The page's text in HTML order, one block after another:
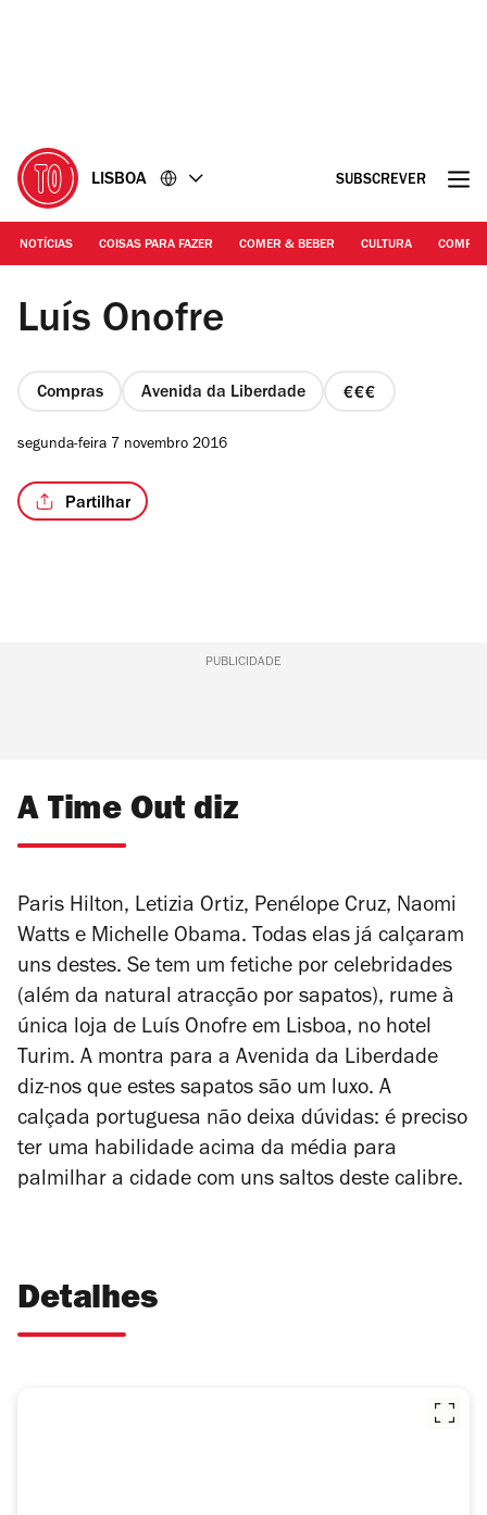
LISBOA SUBSCREVER
NOTÍCIAS COISAS PARA FAZER COMER & BEBER CULTURA
©Filipe Ferreira
Luís Onofre
Compras Avenida da Liberdade
preço
segunda-feira 7 novembro 2016
Partilhar
PUBLICIDADE
A Time Out diz
Paris Hilton, Letizia Ortiz, Penélope Cruz, Naomi
Watts e Michelle Obama. Todas elas já calçaram
uns destes. Se tem um fetiche por celebridades
(além da natural atracção por sapatos), rume à
única loja de Luís Onofre em Lisboa, no hotel
Turim. A montra para a Avenida da Liberdade
diz-nos que estes sapatos são um luxo. A
calçada portuguesa não deixa dúvidas: é preciso
ter uma habilidade acima da média para
palmilhar a cidade com uns saltos deste calibre.
Detalhes